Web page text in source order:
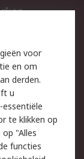
voor
en om
derden.
u
te klikken op
"Alles
functies